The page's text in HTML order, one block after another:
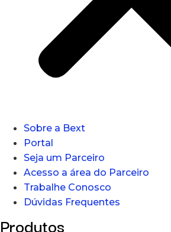
Sobre a Bext
Portal
Seja um Parceiro
Acesso a área do Parceiro
Trabalhe Conosco
Dúvidas Frequentes
Produtos